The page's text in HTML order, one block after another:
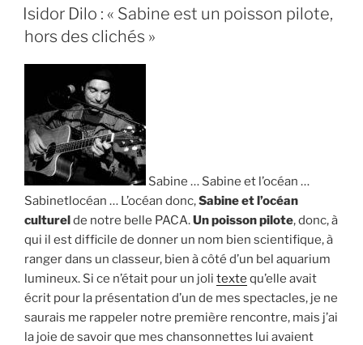
« Sabine
est
passionnée,
LE
Isidor Dilo : « Sabine est un poisson pilote,
hors des clichés »
Sabine … Sabine et l’océan …
Sabinetlocéan … L’océan donc,Sabine et l’océan
culturelde notre belle PACA.Un poisson pilote, donc, à
qui il est difficile de donner un nom bien scientifique, à
ranger dans un classeur, bien à côté d’un bel aquarium
lumineux. Si ce n’était pour un joli texte qu’elle avait
écrit pour la présentation d’un de mes spectacles, je ne
saurais me rappeler notre première rencontre, mais j’ai
la joie de savoir que mes chansonnettes lui avaient